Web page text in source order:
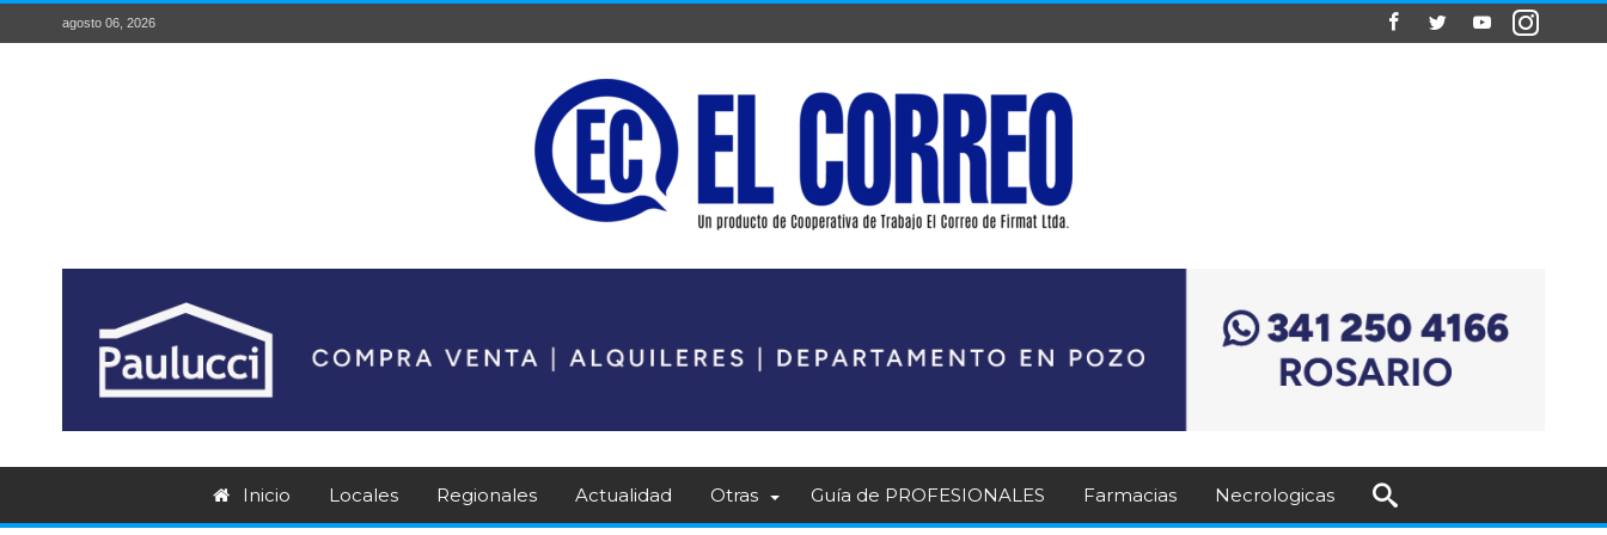
agosto 06, 2026
Inicio Locales Regionales Actualidad Otras Guía de PROFESIONALES Farmacias Necrologicas